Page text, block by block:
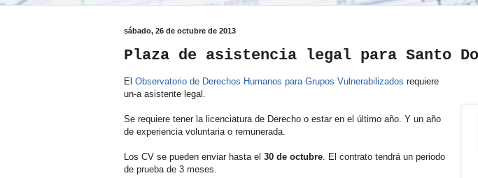
sábado, 26 de octubre de 2013
Plaza de asistencia legal para Santo
El Observatorio de Derechos Humanos para Grupos Vulnerabilizados requiere
un-a asistente legal.
Se requiere tener la licenciatura de Derecho o estar en el último año. Y un año
de experiencia voluntaria o remunerada.
Los CV se pueden enviar hasta el 30 de octubre . El contrato tendrá un periodo
de prueba de 3 meses.